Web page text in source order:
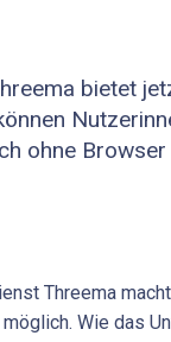
bietet
ohne
Threema
Wie das